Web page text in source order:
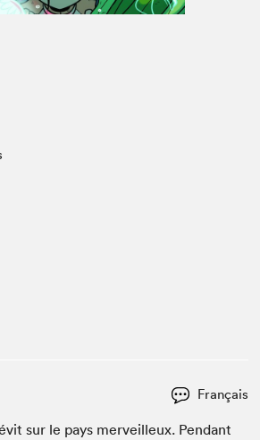
Français
sur le pays mer­veilleux. Pen­dant